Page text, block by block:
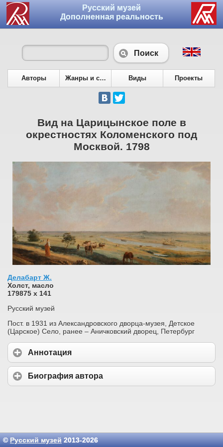
Русский музей
Дополненная реальность
Поиск
Авторы Жанры и сюжеты Виды Проекты
Вид на Царицынское поле в
окрестностях Коломенского под
Москвой. 1798
Делабарт Ж.
Холст, масло
179875 х 141
Русский музей
Пост. в 1931 из Александровского дворца-музея, Детское
(Царское) Село, ранее – Аничковский дворец, Петербург
Аннотация
Биография автора
©Русский музей2013-2026